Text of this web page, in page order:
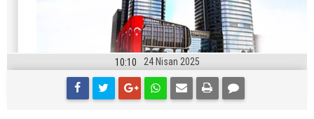
10:10 24 Nisan 2025